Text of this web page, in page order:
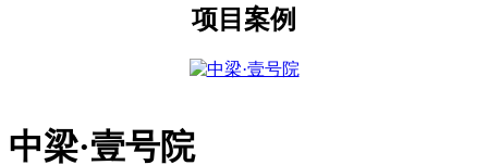
项目案例
中梁·壹号院